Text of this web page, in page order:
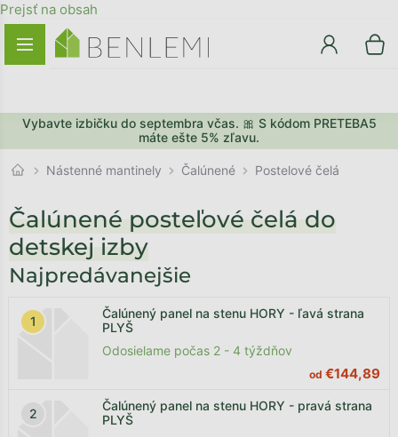
Prejsť na obsah
Vybavte izbičku do septembra včas. 🎀 S kódom PRETEBA5
máte ešte 5% zľavu.
Nástenné mantinely Čalúnené Postelové čelá
Čalúnené posteľové čelá do
detskej izby
Najpredávanejšie
Čalúnený panel na stenu HORY - ľavá strana
PLYŠ
Odosielame počas 2 - 4 týždňov
od €144,89
Čalúnený panel na stenu HORY - pravá strana
PLYŠ